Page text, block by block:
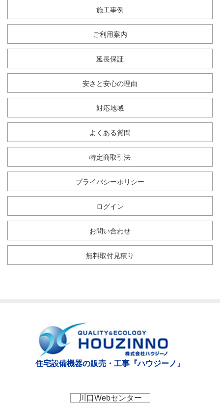
施工事例
ご利用案内
延長保証
安さと安心の理由
対応地域
よくある質問
特定商取引法
プライバシーポリシー
ログイン
お問い合わせ
無料取付見積り
住宅設備機器の販売・工事『ハウジーノ』
川口Webセンター